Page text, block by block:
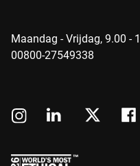
Maandag - Vrijdag, 9.00 -
00800-27549338